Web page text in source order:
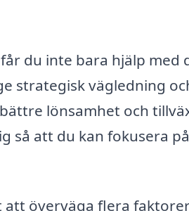
du inte bara hjälp med
strategisk vägledning
lönsamhet och
så att du kan fokusera
överväga flera